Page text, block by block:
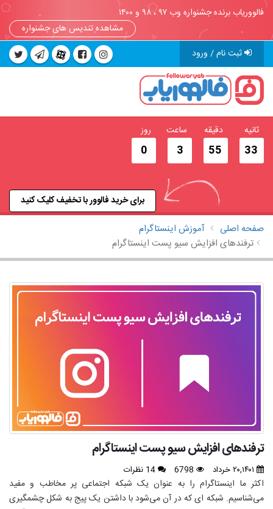
فالووریاب برنده جشنواره وب ۹۷ ، ۹۸ و ۱۴۰۰
مشاهده تندیس های جشنواره
ثبت نام / ورود
32
ثانیه
55
دقیقه
3
ساعت
0
روز
برای خرید فالوور با تخفیف کلیک کنید
صفحه اصلی
آموزش اینستاگرام
ترفندهای افزایش سیو پست اینستاگرام
ترفندهای افزایش سیو پست اینستاگرام
اکثر ما اینستاگرام را به عنوان یک شبکه اجتماعی پر مخاطب و مفید
می‌شناسیم. شبکه ای که در آن می‌شود با داشتن یک پیج به شکل چشمگیری